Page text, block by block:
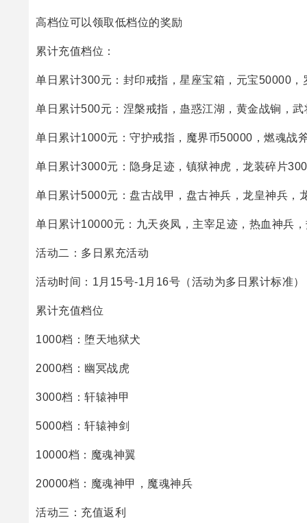
高档位可以领取低档位的奖励
累计充值档位：
单日累计300元：封印戒指，星座宝箱，元宝50000，
单日累计500元：涅槃戒指，蛊惑江湖，黄金战锏，
单日累计1000元：守护戒指，魔界币50000，燃魂战
单日累计3000元：隐身足迹，镇狱神虎，龙装碎片
单日累计5000元：盘古战甲，盘古神兵，龙皇神兵，
单日累计10000元：九天炎凤，主宰足迹，热血神兵，
活动二：多日累充活动
活动时间：1月15号-1月16号（活动为多日累计标准）
累计充值档位
1000档：堕天地狱犬
2000档：幽冥战虎
3000档：轩辕神甲
5000档：轩辕神剑
10000档：魔魂神翼
20000档：魔魂神甲，魔魂神兵
活动三：充值返利